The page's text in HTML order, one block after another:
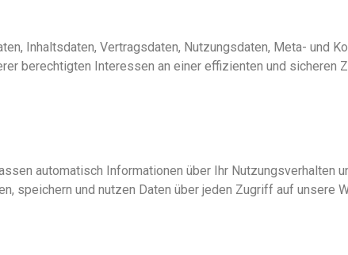
Inhaltsdaten, Vertragsdaten, Nutzungsdaten, Meta- und
berechtigten Interessen an einer effizienten und sicheren
automatisch Informationen über Ihr Nutzungsverhalten
speichern und nutzen Daten über jeden Zugriff auf unsere